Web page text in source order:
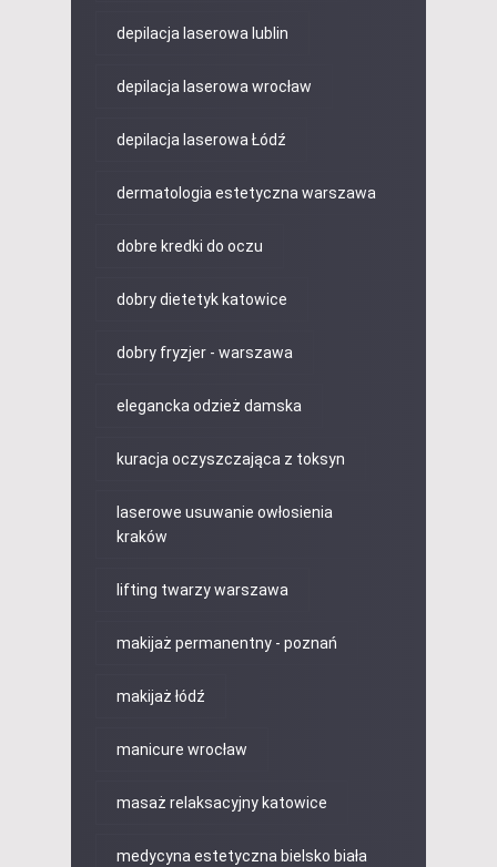
depilacja laserowa lublin
depilacja laserowa wrocław
depilacja laserowa Łódź
dermatologia estetyczna warszawa
dobre kredki do oczu
dobry dietetyk katowice
dobry fryzjer - warszawa
elegancka odzież damska
kuracja oczyszczająca z toksyn
laserowe usuwanie owłosienia
kraków
lifting twarzy warszawa
makijaż permanentny - poznań
makijaż łódź
manicure wrocław
masaż relaksacyjny katowice
medycyna estetyczna bielsko biała